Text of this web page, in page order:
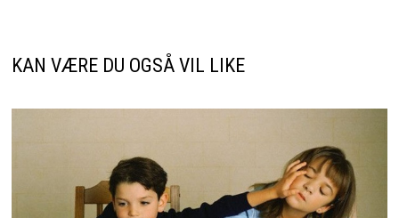
KAN VÆRE DU OGSÅ VIL LIKE